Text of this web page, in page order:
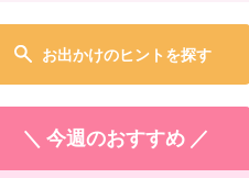
お出かけのヒントを探す
＼ 今週のおすすめ ／